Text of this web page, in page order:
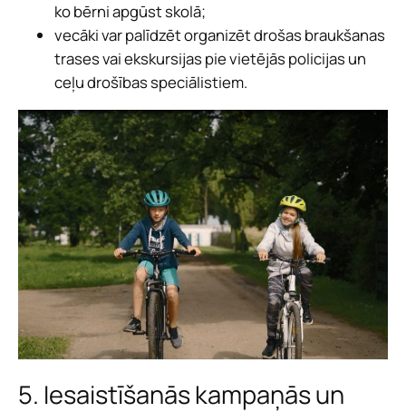
ko bērni apgūst skolā;
vecāki var palīdzēt organizēt drošas braukšanas
trases vai ekskursijas pie vietējās policijas un
ceļu drošības speciālistiem.
5. Iesaistīšanās kampaņās un